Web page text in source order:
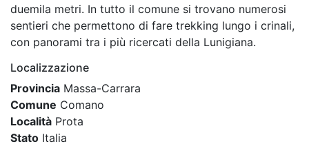
duemila metri. In tutto il comune si trovano numerosi
sentieri che permettono di fare trekking lungo i crinali,
con panorami tra i più ricercati della Lunigiana.
Localizzazione
Provincia Massa-Carrara
Comune Comano
Località Prota
Stato Italia